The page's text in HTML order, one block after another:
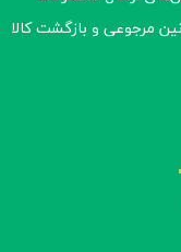
مرجوعی و بازگشت کالا